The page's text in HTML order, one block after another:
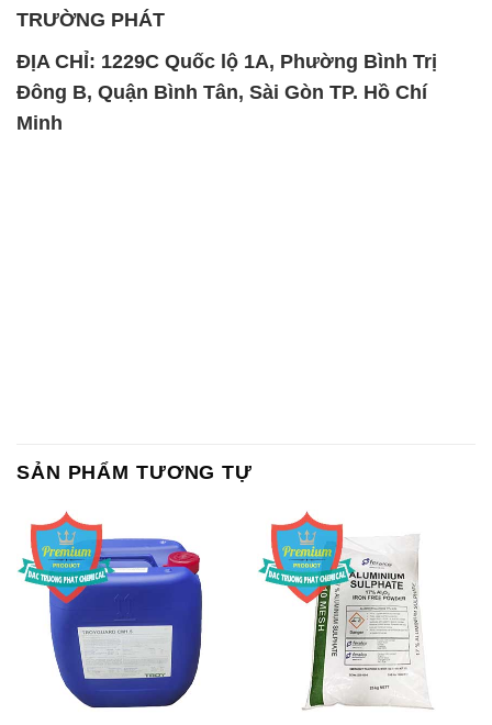
Chất tạo bọt Las P Tico Tank
IBC Bồn Việt Nam
Sodium Benzoate – Mốc Bột
Kalama Food Grade Mỹ Usa